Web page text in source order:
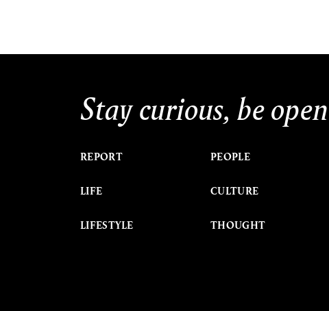
Stay curious, be open
REPORT
LIFE
LIFESTYLE
PEOPLE
CULTURE
THOUGHT